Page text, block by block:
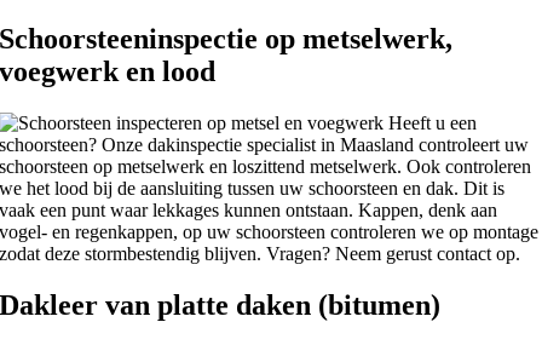
Schoorsteeninspectie op metselwerk,
voegwerk en lood
Heeft u een
schoorsteen? Onze dakinspectie specialist in Maasland controleert uw
schoorsteen op metselwerk en loszittend metselwerk. Ook controleren
we het lood bij de aansluiting tussen uw schoorsteen en dak. Dit is
vaak een punt waar lekkages kunnen ontstaan. Kappen, denk aan
vogel- en regenkappen, op uw schoorsteen controleren we op montage
zodat deze stormbestendig blijven. Vragen? Neem gerust contact op.
Dakleer van platte daken (bitumen)